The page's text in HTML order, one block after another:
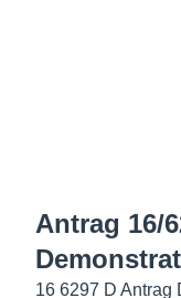
Antrag 16/
16 6297 D